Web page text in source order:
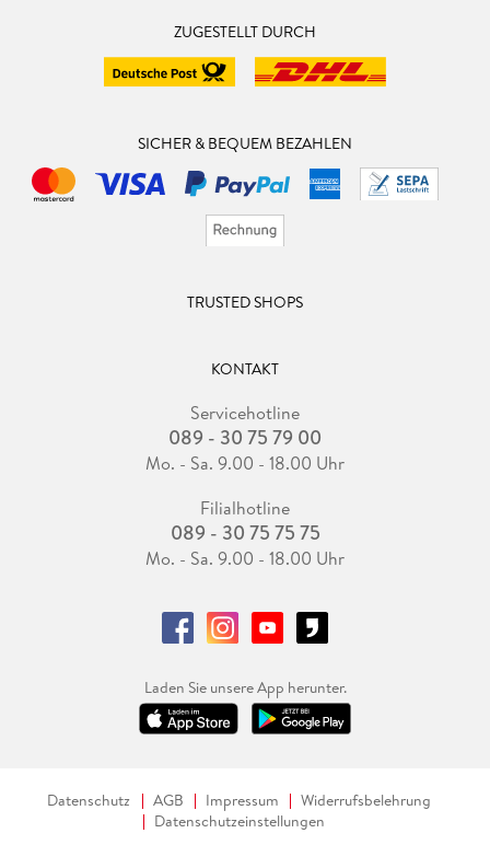
ZUGESTELLT DURCH
SICHER & BEQUEM BEZAHLEN
TRUSTED SHOPS
KONTAKT
Servicehotline
089 - 30 75 79 00
Mo. - Sa. 9.00 - 18.00 Uhr
Filialhotline
089 - 30 75 75 75
Mo. - Sa. 9.00 - 18.00 Uhr
Laden Sie unsere App herunter.
Datenschutz AGB Impressum
Widerrufsbelehrung
Datenschutzeinstellungen